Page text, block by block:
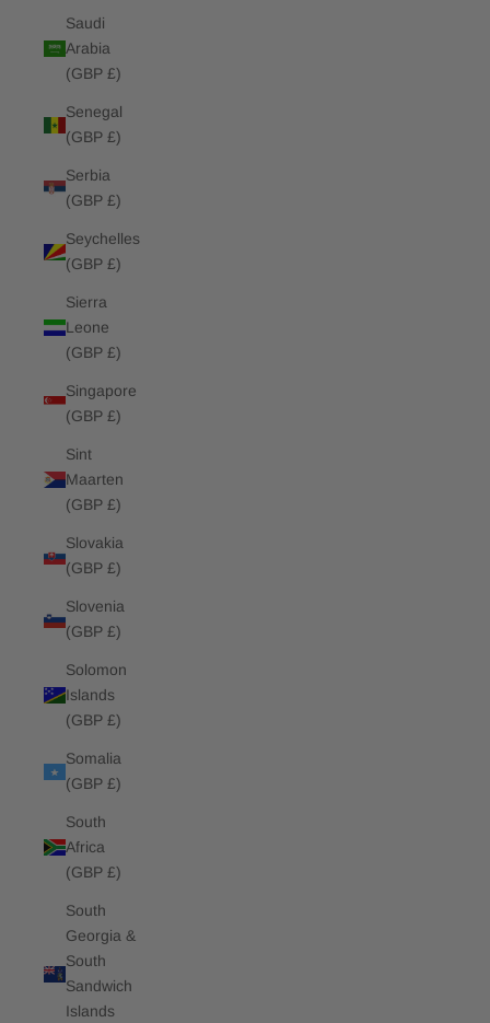
Saudi
Arabia
(GBP £)
Senegal
(GBP £)
Serbia
(GBP £)
Seychelles
(GBP £)
Sierra
Leone
(GBP £)
Singapore
(GBP £)
Sint
Maarten
(GBP £)
Slovakia
(GBP £)
Slovenia
(GBP £)
Solomon
Islands
(GBP £)
Somalia
(GBP £)
South
Africa
(GBP £)
South
Georgia &
South
Sandwich
Islands